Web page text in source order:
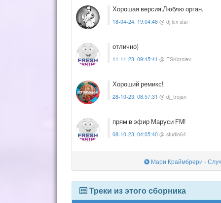
Хорошая версия,Люблю орган.
18-04-24, 19:04:48 @ dj lex star
отлично)
11-11-23, 09:45:41 @ ESKorolev
Хороший ремикс!
28-10-23, 08:57:31 @ dj_trojan
прям в эфир Маруси FM!
08-10-23, 04:05:40 @ studio64
Мари Краймбрери -
Треки из этого сборника